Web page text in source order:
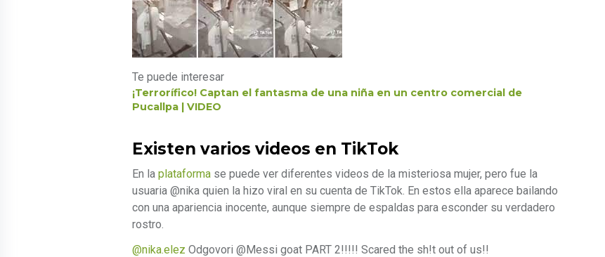
Te puede interesar
¡Terrorífico! Captan el fantasma de una niña en un centro comercial de
Pucallpa | VIDEO
Existen varios videos en TikTok
En la plataforma se puede ver diferentes videos de la misteriosa mujer, pero fue la
usuaria @nika quien la hizo viral en su cuenta de TikTok. En estos ella aparece bailando
con una apariencia inocente, aunque siempre de espaldas para esconder su verdadero
rostro.
@nika.elez Odgovori @Messi goat PART 2!!!!! Scared the sh!t out of us!!